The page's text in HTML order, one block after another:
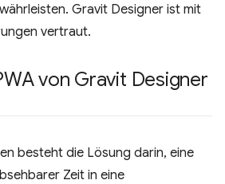
Gravit Designer ist mit
vertraut.
von Gravit Designer
besteht die Lösung darin, eine
Zeit in eine